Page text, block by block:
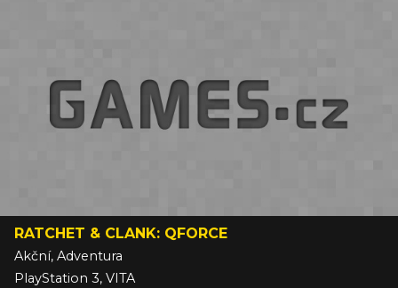
RATCHET & CLANK: QFORCE
Akční, Adventura
PlayStation 3, VITA